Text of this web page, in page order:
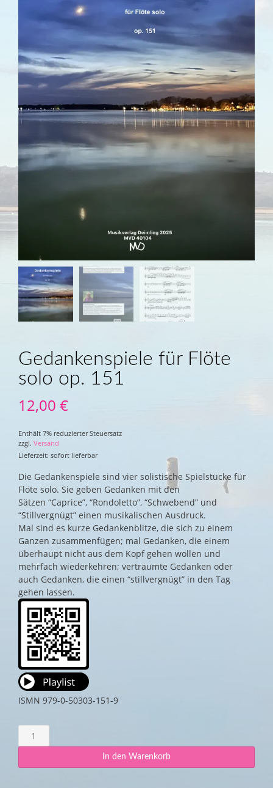
Gedankenspiele für Flöte
solo op. 151
12,00 €
Enthält 7% reduzierter Steuersatz
zzgl. Versand
Lieferzeit: sofort lieferbar
Die Gedankenspiele sind vier solistische Spielstücke für
Flöte solo. Sie geben Gedanken mit den
Sätzen “Caprice”, “Rondoletto”, “Schwebend” und
“Stillvergnügt” einen musikalischen Ausdruck.
Mal sind es kurze Gedankenblitze, die sich zu einem
Ganzen zusammenfügen; mal Gedanken, die einem
überhaupt nicht aus dem Kopf gehen wollen und
mehrfach wiederkehren; verträumte Gedanken oder
auch Gedanken, die einen “stillvergnügt” in den Tag
gehen lassen.
ISMN 979-0-50303-151-9
Gedankenspiele
für
solo
In den Warenkorb